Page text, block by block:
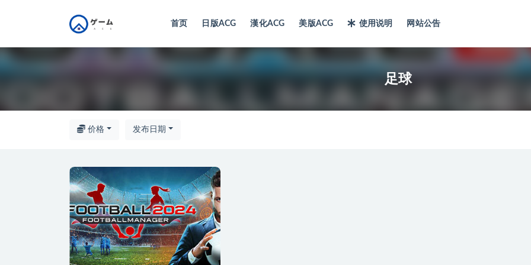
首页 日版ACG 漢化ACG 美版ACG 使用说明 网站公告
足球
价格 发布日期